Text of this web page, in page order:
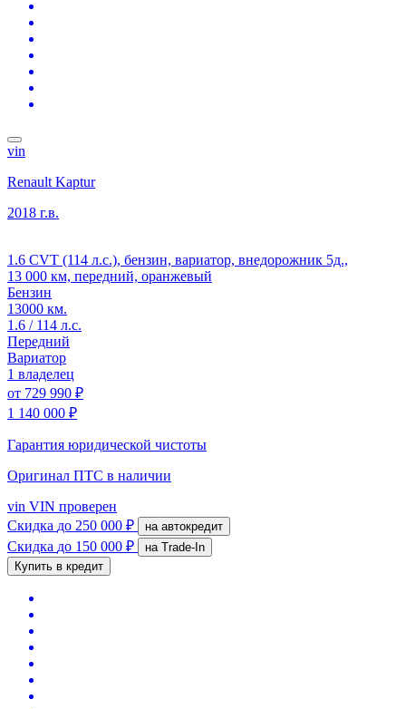
vin
Renault Kaptur
2018 г.в.
1.6 CVT (114 л.с.), бензин, вариатор, внедорожник 5д.,
13 000 км, передний, оранжевый
Бензин
13000 км.
1.6 / 114 л.с.
Передний
Вариатор
1 владелец
от 729 990 ₽
1 140 000 ₽
Гарантия юридической чистоты
Оригинал ПТС в наличии
vin VIN проверен
Скидка до 250 000 ₽ на автокредит
Скидка до 150 000 ₽
на Trade-In
Купить в кредит